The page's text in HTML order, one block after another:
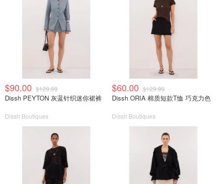
$90.00 $129.99
Dissh PEYTON 灰蓝针织迷你裙裤
Dissh Boutiques
$60.00 $129.99
Dissh ORIA 棉质短款T恤 巧克力色
Dissh Boutiques